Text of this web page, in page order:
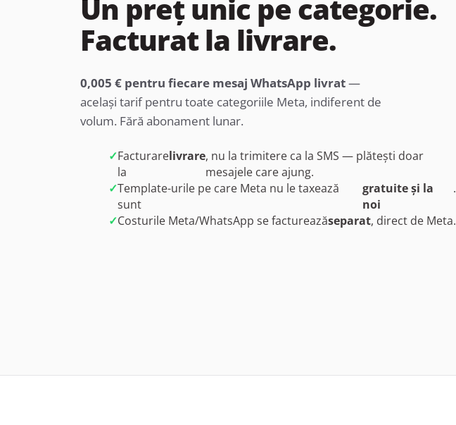
Un preț unic pe categorie.
Facturat la livrare.
0,005 € pentru fiecare mesaj WhatsApp livrat—
același tarif pentru toate categoriile Meta, indiferent de
volum. Fără abonament lunar.
✓Facturare
la
livrare, nu la trimitere ca la SMS — plătești doar
mesajele care ajung.
✓Template-urile pe care Meta nu le taxează
sunt
gratuite și la
noi
.
✓Costurile Meta/WhatsApp se factureazăseparat, direct de Meta.